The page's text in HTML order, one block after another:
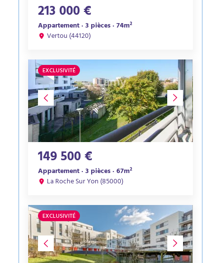
213 000 €
Appartement · 3 pièces · 74m²
Vertou (44120)
EXCLUSIVITÉ
149 500 €
Appartement · 3 pièces · 67m²
La Roche Sur Yon (85000)
EXCLUSIVITÉ